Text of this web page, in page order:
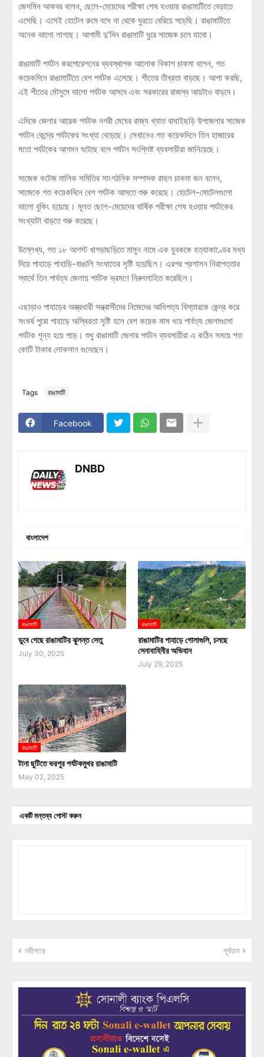
জেসমিন আকবর বলেন, ছেলে-মেয়েদের পরীক্ষা শেষ হওয়ায় রাঙামাটিতে বেড়াতে
এসেছি। এসেই হোটেল রুমে বসে না থেকে ঘুরতে বেরিয়ে পড়েছি। রাঙামাটিতে
অনেক ভালো লাগছে। আগামী দু’দিন রাঙামাটি ঘুরে সাজেক চলে যাবো।
রাঙামাটি পর্যটন করপোরেশনের ব্যবস্থাপক আলোক বিকাশ চাকমা বলেন, গত
কয়েকদিনে রাঙামাটিতে বেশ পর্যটক এসেছে। শীতের তীব্রতা বাড়ছে। আশা করছি,
এই শীতের মৌসুমে ভালো পর্যটক আসবে এবং সরকারের রাজস্ব আয়টাও বাড়বে।
এদিকে জেলার আরেক পর্যটক নগরী মেঘের রাজ্য খ্যাত বাঘাইছড়ি উপজেলার সাজেক
পর্যটন কেন্দ্রে পর্যটকের সংখ্যা বেড়েছে। সেখানেও গত কয়েকদিনে তিন হাজারের
মতো পর্যটকের আগমন ঘটেছে বলে পর্যটন সংশ্লিষ্ট ব্যবসায়ীরা জানিয়েছে।
সাজেক কটেজ মালিক সমিতির সাংগঠনিক সম্পাদক রাহুল চাকমা জন বলেন,
সাজেকে গত কয়েকদিনে বেশ পর্যটক আসতে শুরু করেছে। হোটেল-মোটেলগুলো
ভালো বুকিং হয়েছে। মূলত ছেলে-মেয়েদের বার্ষিক পরীক্ষা শেষ হওয়ায় পর্যটকের
সংখ্যাটা বাড়তে শুরু করেছে।
উল্লেখ্য, গত ১৮ আগস্ট খাগড়াছড়িতে মামুন নামে এক যুবককে হত্যাকাণ্ডের মধ্য
দিয়ে পাহাড়ে পাহাড়ি-বাঙালি সংঘাতের সৃষ্টি হয়েছিল। এরপর প্রশাসন নিরাপত্তার
স্বার্থে তিন পার্বত্য জেলায় পর্যটক ভ্রমণে নিরুৎসাহিত করেছিল।
এছাড়াও পাহাড়ের অস্ত্রধারী সন্ত্রাসীদের নিজেদের আধিপত্য বিস্তারকে কেন্দ্র করে
সংঘর্ষ পুরো পাহাড়ে অস্থিরতা সৃষ্টি হলে বেশ কয়েক মাস ধরে পার্বত্য জেলাগুলো
পর্যটক শূন্য হয়ে পড়ে। শুধু রাঙামাটি জেলার পর্যটন ব্যবসায়ীরা এ কঠিন সময়ে শত
কোটি টাকার লোকসান গুনেছেন।
Tags রাঙামাটি
Facebook
DNBD
বাংলাদেশ
রাঙামাটি
ডুবে গেছে রাঙামাটির ঝুলন্ত সেতু
July 30, 2025
রাঙামাটি
রাঙামাটির পাহাড়ে গোলাগুলি, চলছে
সেনাবাহিনীর অভিযান
July 29, 2025
রাঙামাটি
টানা ছুটিতে ভরপুর পর্যটকমুখর রাঙামাটি
May 02, 2025
একটি মন্তব্য পোস্ট করুন
নবীনতর পূর্বতন